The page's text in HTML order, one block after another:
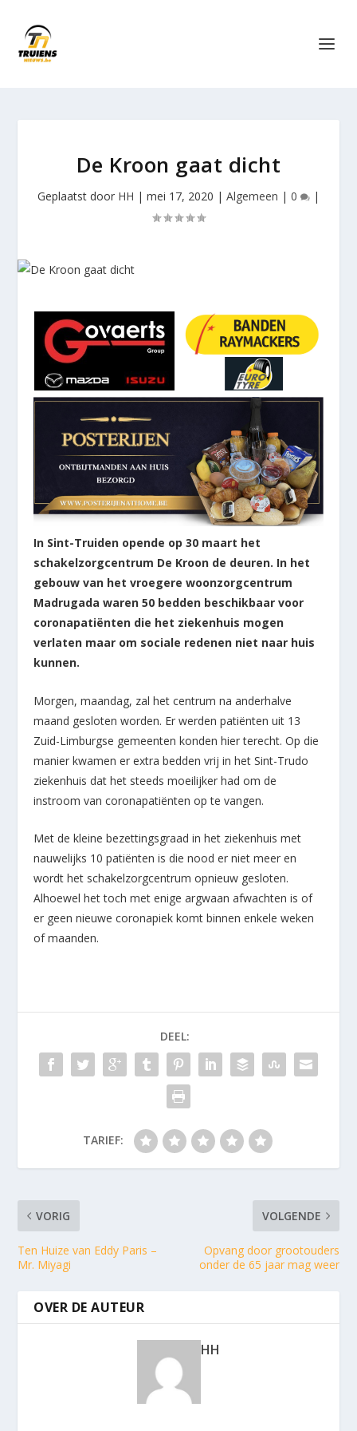
De Kroon gaat dicht
Geplaatst door HH | mei 17, 2020 | Algemeen | 0 |
In Sint-Truiden opende op 30 maart het
schakelzorgcentrum De Kroon de deuren. In het
gebouw van het vroegere woonzorgcentrum
Madrugada waren 50 bedden beschikbaar voor
coronapatiënten die het ziekenhuis mogen
verlaten maar om sociale redenen niet naar huis
kunnen.
Morgen, maandag, zal het centrum na anderhalve
maand gesloten worden. Er werden patiënten uit 13
Zuid-Limburgse gemeenten konden hier terecht. Op die
manier kwamen er extra bedden vrij in het Sint-Trudo
ziekenhuis dat het steeds moeilijker had om de
instroom van coronapatiënten op te vangen.
Met de kleine bezettingsgraad in het ziekenhuis met
nauwelijks 10 patiënten is die nood er niet meer en
wordt het schakelzorgcentrum opnieuw gesloten.
Alhoewel het toch met enige argwaan afwachten is of
er geen nieuwe coronapiek komt binnen enkele weken
of maanden.
DEEL:
TARIEF:
VORIG
Ten Huize van Eddy Paris –
Mr. Miyagi
VOLGENDE
Opvang door grootouders
onder de 65 jaar mag weer
OVER DE AUTEUR
HH